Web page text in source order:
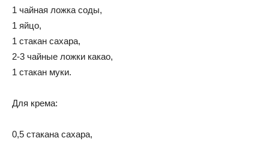
1 чайная ложка соды,
1 яйцо,
1 стакан сахара,
2-3 чайные ложки какао,
1 стакан муки.
Для крема:
0,5 стакана сахара,